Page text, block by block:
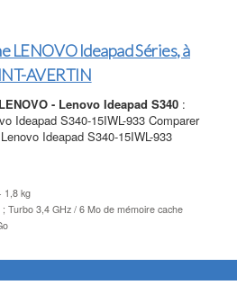
LENOVO Ideapad Séries, à
AVERTIN
- Lenovo Ideapad S340 :
Ideapad S340-15IWL-933 Comparer
Ideapad S340-15IWL-933
1,8 kg
Turbo 3,4 GHz / 6 Mo de mémoire cache